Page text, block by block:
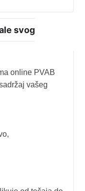
svog
online PVAB
vašeg